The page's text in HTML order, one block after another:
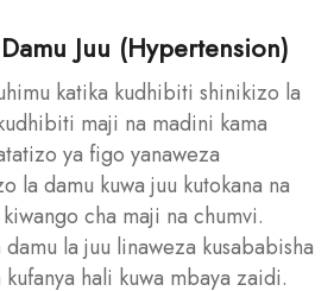
Juu (Hypertension)
katika kudhibiti shinikizo la
maji na madini kama
ya figo yanaweza
la damu kuwa juu kutokana na
cha maji na chumvi.
la juu linaweza kusababisha
hali kuwa mbaya zaidi.